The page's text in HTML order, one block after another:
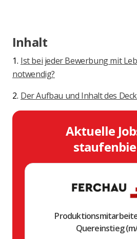
Inhalt
1. Ist bei jeder Bewerbung mit
notwendig?
2. Der Aufbau und Inhalt des
Aktuelle
Quereinstieg